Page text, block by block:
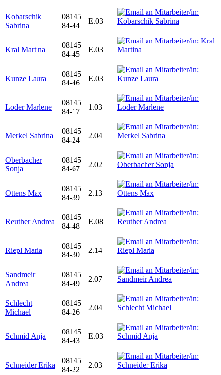
Kobarschik
Sabrina
08145
84-44
E.03
Kral Martina
08145
84-45
E.03
Kunze Laura
08145
84-46
E.03
Loder Marlene
08145
84-17
1.03
Merkel Sabrina
08145
84-24
2.04
Oberbacher
Sonja
08145
84-67
2.02
Ottens Max
08145
84-39
2.13
Reuther Andrea
08145
84-48
E.08
Riepl Maria
08145
84-30
2.14
Sandmeir
Andrea
08145
84-49
2.07
Schlecht
Michael
08145
84-26
2.04
Schmid Anja
08145
84-43
E.03
Schneider Erika
08145
84-22
2.03